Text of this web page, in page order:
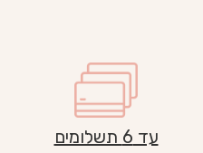
עד 6 תשלומים